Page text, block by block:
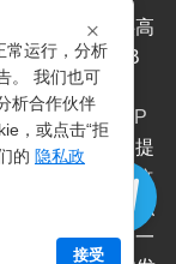
供商，我们提供高
格最低2元/GB
宅IP和机房IP，
和 Socks5代理IP
即可享受穿云提
指纹
、SEO等。穿云
态机房IP服务，一
×
常运行，分析
。 我们也可
析合作伙伴
，或点击“拒
的 隐私政
接受